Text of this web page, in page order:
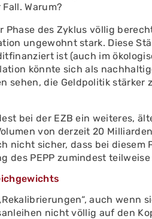
Warum?
Phase des Zyklus völlig
ungewohnt stark. Diese
ist (auch im
könnte sich als
sehen, die Geldpolitik
bei der EZB ein weiteres,
von derzeit 20
nicht sicher, dass bei diesem
des PEPP zumindest
auch wenn
nicht völlig auf den